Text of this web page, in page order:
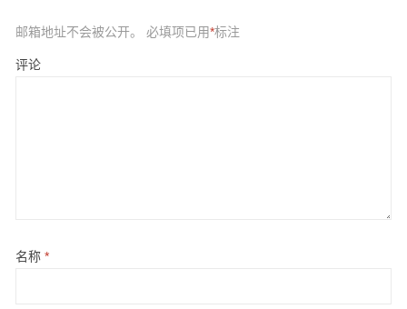
邮箱地址不会被公开。 必填项已用*标注
评论
名称 *